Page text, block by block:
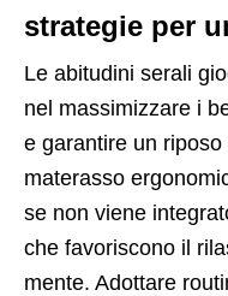
strategie per
Le abitudini serali
nel massimizzare i
e garantire un
materasso
se non viene
che favoriscono il
mente. Adottare